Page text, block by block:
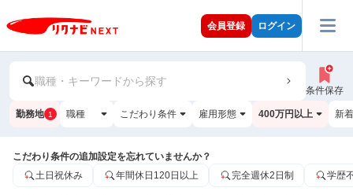
会員登録 ログイン
職種・キーワードから探す
条件保存
勤務地 1 職種 こだわり条件 雇用形態 400万円以上 新
こだわり条件の追加設定を忘れていませんか？
土日祝休み
年間休日120日以上 完全週休2日制 学歴